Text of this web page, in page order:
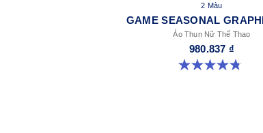
2 Màu
GAME SEASONAL
Áo Thun Nữ Thể Thao
980.837 ₫
4.8 trong số 5 sao. 9 đánh giá